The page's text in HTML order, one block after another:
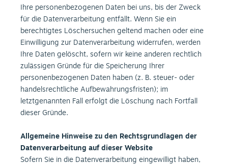
Ihre personenbezogenen Daten bei uns, bis der Zweck
für die Datenverarbeitung entfällt. Wenn Sie ein
berechtigtes Löschersuchen geltend machen oder eine
Einwilligung zur Datenverarbeitung widerrufen, werden
Ihre Daten gelöscht, sofern wir keine anderen rechtlich
zulässigen Gründe für die Speicherung Ihrer
personenbezogenen Daten haben (z. B. steuer- oder
handelsrechtliche Aufbewahrungsfristen); im
letztgenannten Fall erfolgt die Löschung nach Fortfall
dieser Gründe.
Allgemeine Hinweise zu den Rechtsgrundlagen der
Datenverarbeitung auf dieser Website
Sofern Sie in die Datenverarbeitung eingewilligt haben,